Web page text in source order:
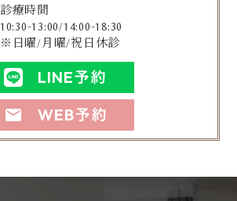
診療時間
10:30-13:00/14:00-18:30
※日曜/月曜/祝日休診
LINE予約
mail WEB予約